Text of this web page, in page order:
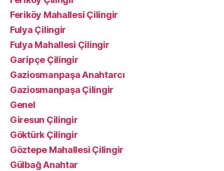
Feriköy Mahallesi Çilingir
Fulya Çilingir
Fulya Mahallesi Çilingir
Garipçe Çilingir
Gaziosmanpaşa Anahtarcı
Gaziosmanpaşa Çilingir
Genel
Giresun Çilingir
Göktürk Çilingir
Göztepe Mahallesi Çilingir
Gülbağ Anahtar